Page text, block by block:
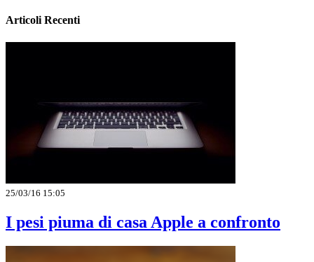
Articoli Recenti
25/03/16 15:05
I pesi piuma di casa Apple a confronto